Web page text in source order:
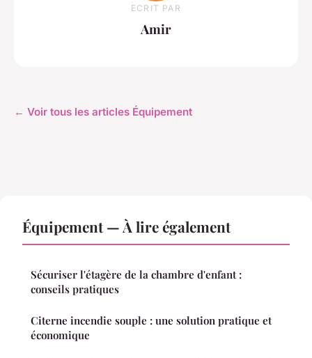
ECRIT PAR
Amir
← Voir tous les articles Équipement
Équipement — À lire également
Sécuriser l'étagère de la chambre d'enfant :
conseils pratiques
Citerne incendie souple : une solution pratique et
économique